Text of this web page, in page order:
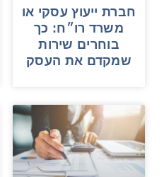
חברת ייעוץ עסקי או
משרד רו״ח: כך
בוחרים שירות
שמקדם את העסק